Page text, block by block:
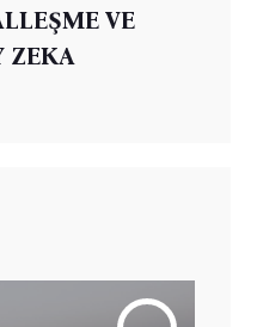
VE
ZEKA